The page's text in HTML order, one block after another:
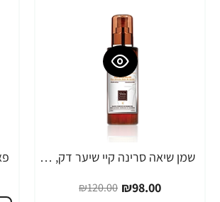
-18%
שמן שיאה סרינה קיי שיער דק, יבש, דליל וחלש Volume Lift - מבית Saryna Key
₪98.00
₪120.00